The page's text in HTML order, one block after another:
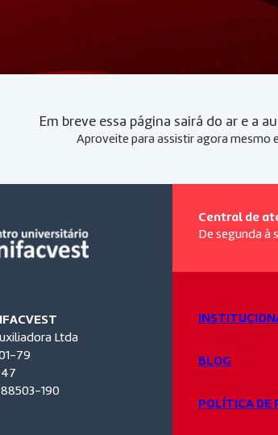
Em breve essa página sairá do ar e a
Aproveite para assistir agora mesmo
Ltda
79
88503-190
Central de
De segunda à
BLOG
POLÍTICA DE